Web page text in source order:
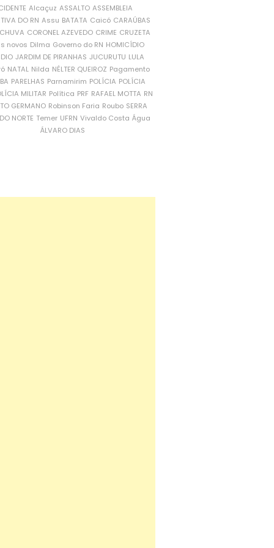
Alcaçuz ASSALTO ASSEMBLEIA
DO RN Assu BATATA Caicó CARAÚBAS
CORONEL AZEVEDO CRIME CRUZETA
novos Dilma Governo do RN HOMICÍDIO
JARDIM DE PIRANHAS JUCURUTU LULA
NATAL Nilda NÉLTER QUEIROZ Pagamento
PARELHAS Parnamirim POLÍCIA POLÍCIA
MILITAR Política PRF RAFAEL MOTTA RN
GERMANO Robinson Faria Roubo SERRA
NORTE Temer UFRN Vivaldo Costa Água
ÁLVARO DIAS